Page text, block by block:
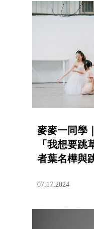
麥麥一同學
「我想要
者葉名樺與
07.17.2024